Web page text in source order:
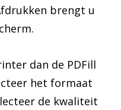
brengt u
dan de PDFill
het formaat
de kwaliteit